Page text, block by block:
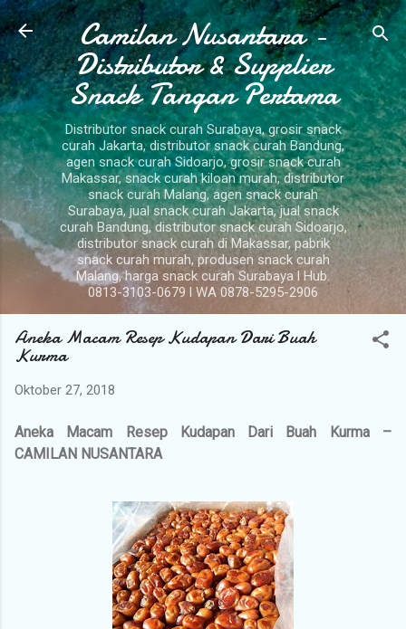
Langsung ke konten utama
Camilan Nusantara -
Distributor & Supplier
Snack Tangan Pertama
Distributor snack curah Surabaya, grosir snack
curah Jakarta, distributor snack curah Bandung,
agen snack curah Sidoarjo, grosir snack curah
Makassar, snack curah kiloan murah, distributor
snack curah Malang, agen snack curah
Surabaya, jual snack curah Jakarta, jual snack
curah Bandung, distributor snack curah Sidoarjo,
distributor snack curah di Makassar, pabrik
snack curah murah, produsen snack curah
Malang, harga snack curah Surabaya l Hub.
0813-3103-0679 l WA 0878-5295-2906
Aneka Macam Resep Kudapan Dari Buah
Kurma
Oktober 27, 2018
Aneka Macam Resep Kudapan Dari Buah Kurma –
CAMILAN NUSANTARA